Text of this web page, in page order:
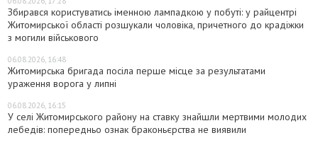
Збирався користуватись іменною лампадкою у побуті: у райцентрі
Житомирської області розшукали чоловіка, причетного до крадіжки
з могили військового
06.08.2026, 16:48
Житомирська бригада посіла перше місце за результатами
ураження ворога у липні
06.08.2026, 16:15
У селі Житомирського району на ставку знайшли мертвими молодих
лебедів: попередньо ознак браконьєрства не виявили